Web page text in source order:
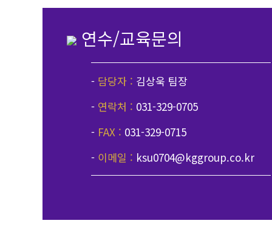
연수/교육문의
- 담당자 : 김상욱 팀장
- 연락처 : 031-329-0705
- FAX : 031-329-0715
- 이메일 : ksu0704@kggroup.co.kr